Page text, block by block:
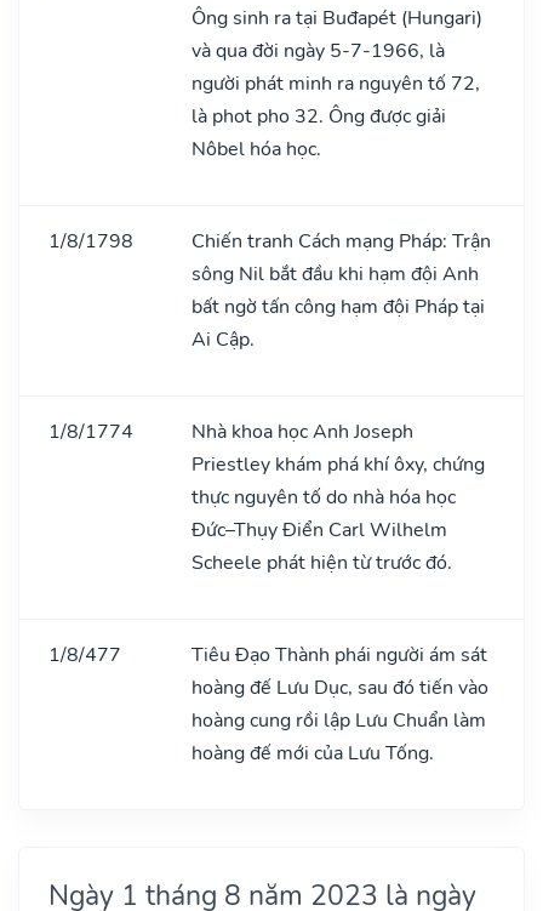
Ông sinh ra tại Buđapét (Hungari)
và qua đời ngày 5-7-1966, là
người phát minh ra nguyên tố 72,
là phot pho 32. Ông được giải
Nôbel hóa học.
1/8/1798
Chiến tranh Cách mạng Pháp: Trận
sông Nil bắt đầu khi hạm đội Anh
bất ngờ tấn công hạm đội Pháp tại
Ai Cập.
1/8/1774
Nhà khoa học Anh Joseph
Priestley khám phá khí ôxy, chứng
thực nguyên tố do nhà hóa học
Đức–Thụy Điển Carl Wilhelm
Scheele phát hiện từ trước đó.
1/8/477
Tiêu Đạo Thành phái người ám sát
hoàng đế Lưu Dục, sau đó tiến vào
hoàng cung rồi lập Lưu Chuẩn làm
hoàng đế mới của Lưu Tống.
Ngày 1 tháng 8 năm 2023 là ngày